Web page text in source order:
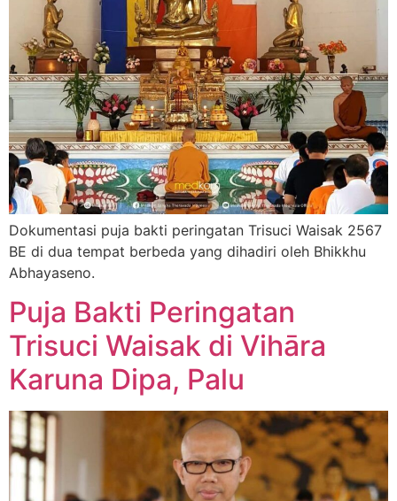
Dokumentasi puja bakti peringatan Trisuci Waisak 2567
BE di dua tempat berbeda yang dihadiri oleh Bhikkhu
Abhayaseno.
Puja Bakti Peringatan
Trisuci Waisak di Vihāra
Karuna Dipa, Palu